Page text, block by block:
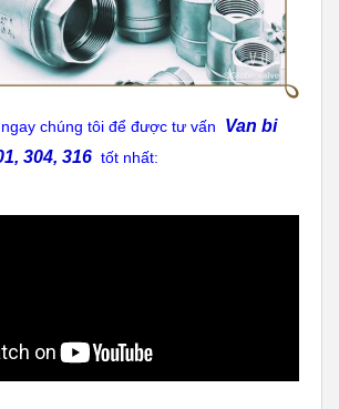
chúng tôi để được tư vấn
Van bi
304, 316 tốt nhất: